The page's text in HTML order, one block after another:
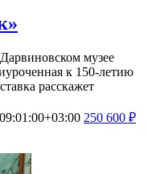
музее
к 150-летию
расскажет
250 600 ₽